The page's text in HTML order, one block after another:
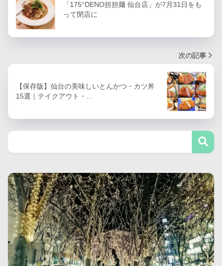
「175°DENO担担麺 仙台店」が7月31日をも
って閉店に
次の記事
【保存版】仙台の美味しいとんかつ・カツ丼
15選｜テイクアウト・…